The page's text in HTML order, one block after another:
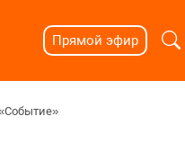
Прямой эфир